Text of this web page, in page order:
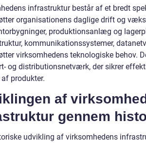
infrastruktur består af et bredt
organisationens daglige drift og
produktionsanlæg og
kommunikationssystemer,
virksomhedens teknologiske behov.
og distributionsnetværk, der sikrer
produkter.
af
gennem
udvikling af virksomhedens